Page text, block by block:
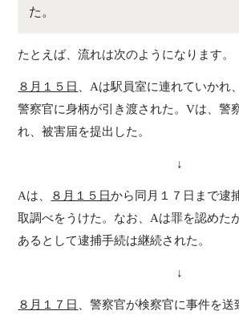
た。
たとえば、流れは次のようになります。
８月１５日 、Aは駅員室に連れていかれ
警察官に身柄が引き渡された。Vは、警
れ、被害届を提出した。
↓
Aは、 ８月１５日から同月１７日まで逮
取調べをうけた。なお、Aは罪を認めた
あるとして逮捕手続は継続された。
↓
８月１７日 、警察官が検察官に事件を送